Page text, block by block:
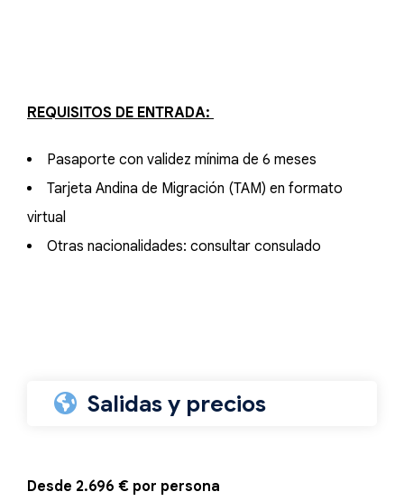
REQUISITOS DE ENTRADA:
Pasaporte con validez mínima de 6 meses
Tarjeta Andina de Migración (TAM) en formato
virtual
Otras nacionalidades: consultar consulado
Salidas y precios
Desde 2.696 € por persona